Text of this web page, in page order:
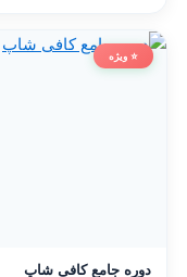
⭐ ویژه
دوره جامع کافی شاپ